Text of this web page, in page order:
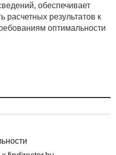
обеспечивает
результатов к
оптимальности